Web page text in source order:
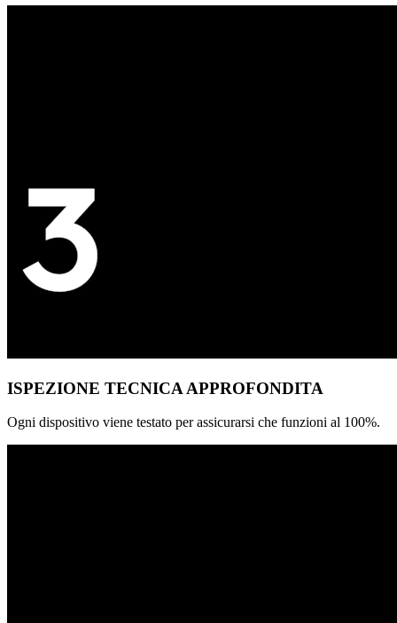
ISPEZIONE TECNICA APPROFONDITA
Ogni dispositivo viene testato per assicurarsi che funzioni al 100%.